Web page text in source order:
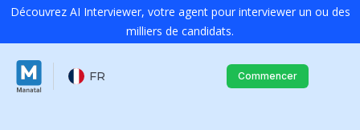
Découvrez AI Interviewer, votre agent pour interviewer un ou des
milliers de candidats.
FR Commencer